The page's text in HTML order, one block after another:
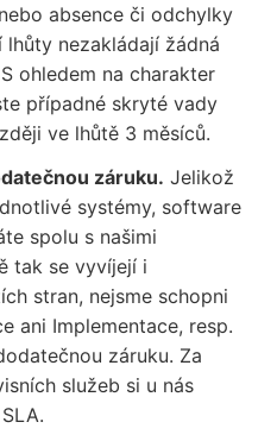
absence či odchylky
nezakládají žádná
ohledem na charakter
případné skryté vady
ve lhůtě 3 měsíců.
záruku. Jelikož
systémy, software
spolu s našimi
tak se vyvíjejí i
stran, nejsme schopni
ani Implementace, resp.
záruku. Za
služeb si u nás